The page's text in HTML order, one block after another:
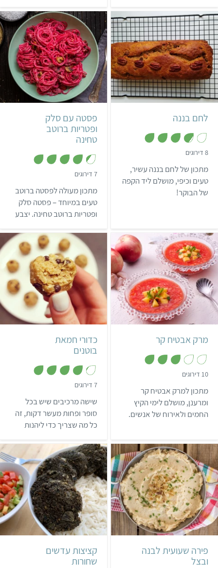
ם
ו
צ
מ
ח
ו
מ
ו
ד
3
7
נהדר עם מתיקות הצימוקים,
ומצע החיטה המבושלת הופך
את המתכון הזה לסלט
רימונים משביע במיוחד.
קל שעה ו-20 דקות
תבנית אינגליש קייק גדולה
לחם בננה
8 דירוגים
.
8
מ
ת
ו
ך
מתכון של לחם בננה עשיר,
טעים וכיפי, מושלם ליד הקפה
של הבוקר!
קל
פסטה עם סלק
ופטריות ברוטב
טחינה
7 דירוגים
.
3
מ
ת
ו
מתכון מעולה לפסטה ברוטב
טעים במיוחד – פסטה סלק
ופטריות ברוטב טחינה. יצבע
ואת הפה בטעם מדהים!
קל
מרק אבטיח קר
10 דירוגים
מ
ת
ו
ך
5
מתכון למרק אבטיח קר
ומרענן, מושלם לימי הקיץ
החמים ולאירוח של אנשים.
קל 10 דקות
15 כדורים
כדורי חמאת
בוטנים
7 דירוגים
.
1
מ
ת
ו
שישה מרכיבים שיש בכל
סופר ופחות מעשר דקות, זה
כל מה שצריך כדי ליהנות
בצורת כדורי חמאת בוטנים.
והכי כיף? הכדורים מוכנים
לאכילה מיד, אפילו בלי
לחכות שיתייצבו במקרר.
בינוני שעתיים
3 מנות
פירה שעועית לבנה
ובצל
קל שעה ו-20 דקות
22 קציצות בינוניות
קציצות עדשים
שחורות